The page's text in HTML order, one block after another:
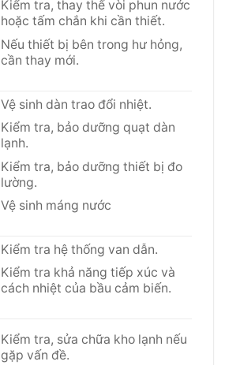
Kiểm tra, thay thế vòi phun nước
hoặc tấm chắn khi cần thiết.
Nếu thiết bị bên trong hư hỏng,
cần thay mới.
Vệ sinh dàn trao đổi nhiệt.
Kiểm tra, bảo dưỡng quạt dàn
lạnh.
Kiểm tra, bảo dưỡng thiết bị đo
lường.
Vệ sinh máng nước
Kiểm tra hệ thống van dẫn.
Kiểm tra khả năng tiếp xúc và
cách nhiệt của bầu cảm biến.
Kiểm tra, sửa chữa kho lạnh nếu
gặp vấn đề.